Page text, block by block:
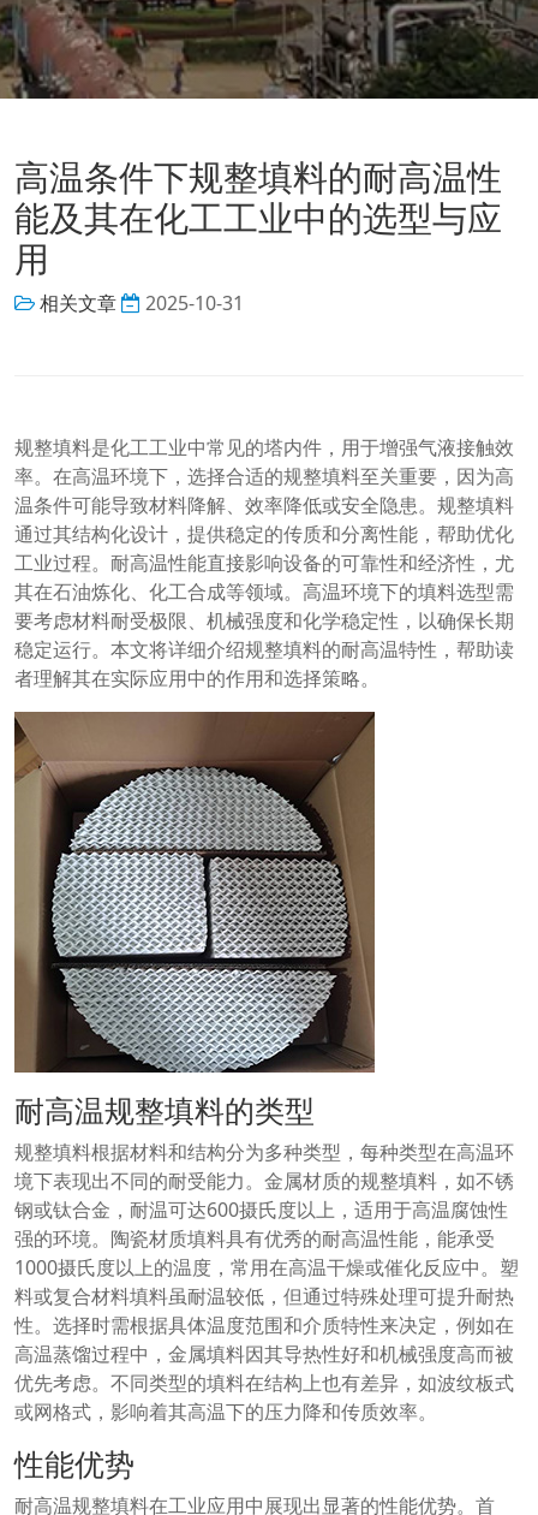
高温条件下规整填料的耐高温性
能及其在化工工业中的选型与应
用
相关文章 2025-10-31
规整填料是化工工业中常见的塔内件，用于增强气液接触效
率。在高温环境下，选择合适的规整填料至关重要，因为高
温条件可能导致材料降解、效率降低或安全隐患。规整填料
通过其结构化设计，提供稳定的传质和分离性能，帮助优化
工业过程。耐高温性能直接影响设备的可靠性和经济性，尤
其在石油炼化、化工合成等领域。高温环境下的填料选型需
要考虑材料耐受极限、机械强度和化学稳定性，以确保长期
稳定运行。本文将详细介绍规整填料的耐高温特性，帮助读
者理解其在实际应用中的作用和选择策略。
耐高温规整填料的类型
规整填料根据材料和结构分为多种类型，每种类型在高温环
境下表现出不同的耐受能力。金属材质的规整填料，如不锈
钢或钛合金，耐温可达600摄氏度以上，适用于高温腐蚀性
强的环境。陶瓷材质填料具有优秀的耐高温性能，能承受
1000摄氏度以上的温度，常用在高温干燥或催化反应中。塑
料或复合材料填料虽耐温较低，但通过特殊处理可提升耐热
性。选择时需根据具体温度范围和介质特性来决定，例如在
高温蒸馏过程中，金属填料因其导热性好和机械强度高而被
优先考虑。不同类型的填料在结构上也有差异，如波纹板式
或网格式，影响着其高温下的压力降和传质效率。
性能优势
耐高温规整填料在工业应用中展现出显著的性能优势。首